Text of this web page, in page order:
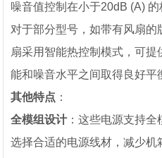
噪音值控制在小于20dB (A)
对于部分型号，如带有风扇
扇采用智能热控制模式，可
能和噪音水平之间取得良好平
其他特点 ：
全模组设计：这些电源支持全
选择合适的电源线材，减少机